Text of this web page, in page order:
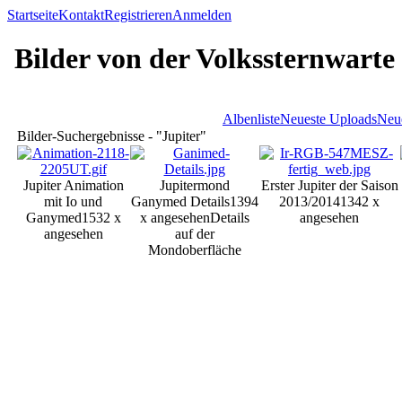
StartseiteKontaktRegistrierenAnmelden
Bilder von der Volkssternwarte
AlbenlisteNeueste Uploads
Bilder-Suchergebnisse - "Jupiter"
Jupiter Animation
mit Io und
Ganymed1532 x
angesehen
Jupitermond
Ganymed Details1394
x angesehenDetails
auf der
Mondoberfläche
Erster Jupiter der Saison
2013/20141342 x
angesehen